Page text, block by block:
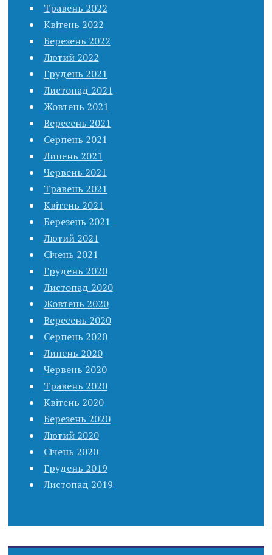
Травень 2022
Квітень 2022
Березень 2022
Лютий 2022
Грудень 2021
Листопад 2021
Жовтень 2021
Вересень 2021
Серпень 2021
Липень 2021
Червень 2021
Травень 2021
Квітень 2021
Березень 2021
Лютий 2021
Січень 2021
Грудень 2020
Листопад 2020
Жовтень 2020
Вересень 2020
Серпень 2020
Липень 2020
Червень 2020
Травень 2020
Квітень 2020
Березень 2020
Лютий 2020
Січень 2020
Грудень 2019
Листопад 2019